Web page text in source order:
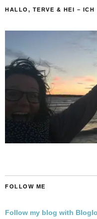
HALLO, TERVE & HEI – ICH
FOLLOW ME
Follow my blog with